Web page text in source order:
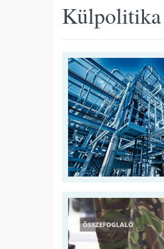
Külpolitika